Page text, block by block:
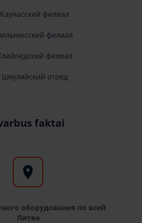
Каунасский филиал
филиал
филиал
Шяуляйский отряд
faktai
оборудования по всей
Литве